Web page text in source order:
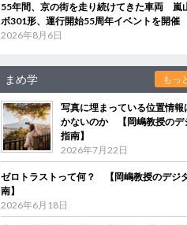
55年間、京の街を走り続けてきた車両 嵐
ボ301形、運行開始55周年イベントを開催
2026年8月6日
まめ学 もっ
写真に埋まっている位置情報
かないのか 【岡嶋教授のデ
指南】
2026年7月22日
ゼロトラストって何？ 【岡嶋教授のデジ
南】
2026年6月18日